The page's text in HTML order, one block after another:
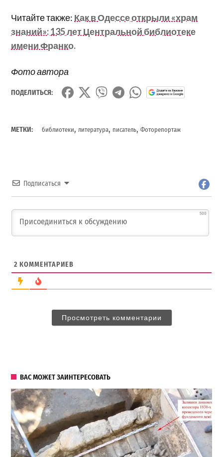
Читайте также: Как в Одессе открыли «храм
знаний»: 135 лет Центральной библиотеке
имени Франко.
Фото автора
ПОДЕЛИТЬСЯ:
МЕТКИ: библиотеки,литература, писатель,Фоторепортаж
Подписаться
500
2 КОММЕНТАРИЕВ
Просмотреть комментарии
ВАС МОЖЕТ ЗАИНТЕРЕСОВАТЬ